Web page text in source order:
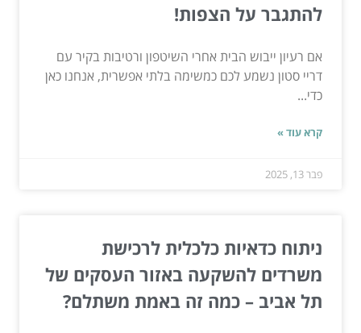
להתגבר על הצפות!
אם רעיון ייבוש הבית אחרי השיטפון ורטיבות בקיר עם
דריי סטון נשמע לכם כמשימה בלתי אפשרית, אנחנו כאן
כדי...
קרא עוד »
פבר 13, 2025
ניתוח כדאיות כלכלית לרכישת
משרדים להשקעה באזור העסקים של
תל אביב – כמה זה באמת משתלם?